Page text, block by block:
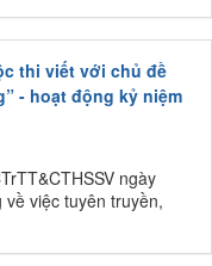
thi viết với chủ đề
- hoạt động kỷ niệm
ngày
việc tuyên truyền,